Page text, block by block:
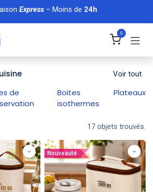
Express– Moins de 24h
0
Voir tout
de
Boites
isothermes
Plateaux
17 objets trouvés.
Nouveauté